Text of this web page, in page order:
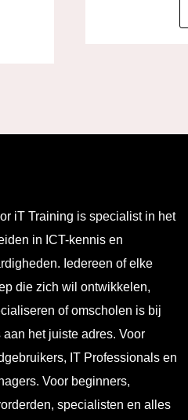
iT Training is specialist in het
in ICT-kennis en
Iedereen of elke
die zich wil ontwikkelen,
of omscholen is bij
aan het juiste adres. Voor
IT Professionals en
Voor beginners,
specialisten en alles